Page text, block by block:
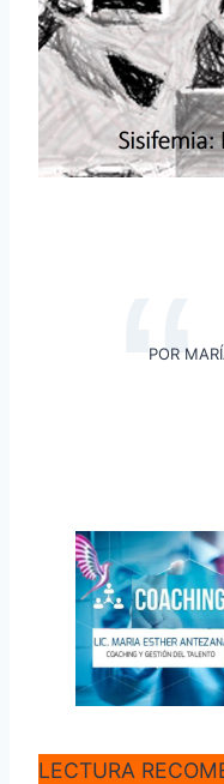
POR
LECTURA